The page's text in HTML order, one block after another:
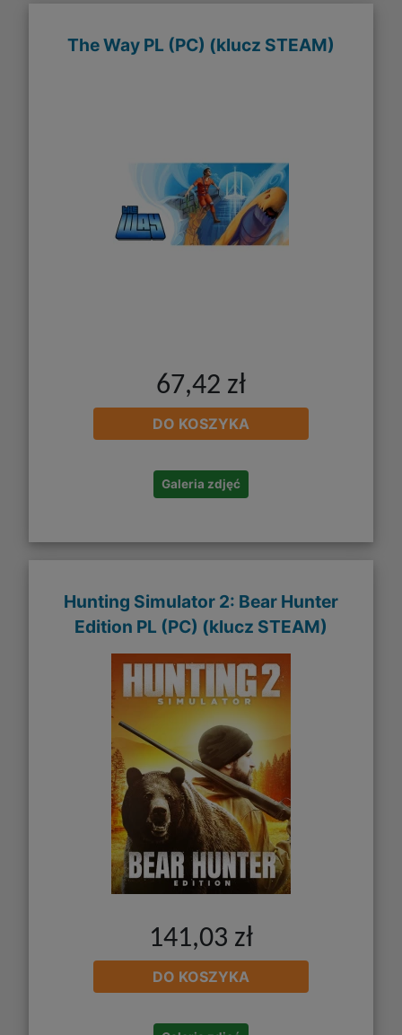
The Way PL (PC) (klucz STEAM)
67,42 zł
DO KOSZYKA
Galeria zdjęć
Hunting Simulator 2: Bear Hunter
Edition PL (PC) (klucz STEAM)
141,03 zł
DO KOSZYKA